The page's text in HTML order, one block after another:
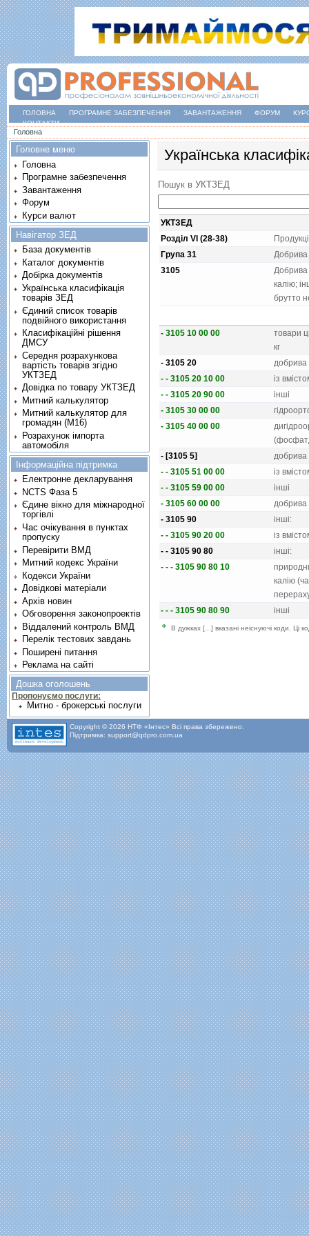
ГОЛОВНА ПРОГРАМНЕ ЗАБЕЗПЕЧЕННЯ ЗАВАНТАЖЕННЯ ФОРУМ
КОНТАКТИ
Ви є тут
Головна
Українська
Пошук в УКТЗЕД
УКТЗЕД
Розділ VI (28-38)
Група 31
Добрива
3105
Добрива
калiю;
брутто
- 3105 10 00 00
товари
кг
- 3105 20
добрива
- - 3105 20 10 00
iз
- - 3105 20 90 00
iншi
- 3105 30 00 00
- 3105 40 00 00
- [3105 5]
- - 3105 51 00 00
iз
- - 3105 59 00 00
iншi
- 3105 60 00 00
- 3105 90
iншi:
- - 3105 90 20 00
iз
- - 3105 90 80
iншi:
- - - 3105 90 80 10
калiю
- - - 3105 90 80 90
iншi
В дужках [...] вказані неіснуючі коди. Ці
Головне меню
Головна
Програмне забезпечення
Завантаження
Форум
Курси валют
Навігатор ЗЕД
База документів
Каталог документів
Добірка документів
Українська класифікація
товарів ЗЕД
Єдиний список товарів
подвійного використання
Класифікаційні рішення
ДМСУ
Середня розрахункова
вартість товарів згідно
УКТЗЕД
Довідка по товару УКТЗЕД
Митний калькулятор
Митний калькулятор для
громадян (М16)
Розрахунок імпорта
автомобіля
Інформаційна підтримка
Електронне декларування
NCTS Фаза 5
Єдине вікно для міжнародної
торгівлі
Час очікування в пунктах
пропуску
Перевірити ВМД
Митний кодекс України
Кодекси України
Довідкові матеріали
Архів новин
Обговорення законопроектів
Віддалений контроль ВМД
Перелік тестових завдань
Поширені питання
Реклама на сайті
Дошка оголошень
Пропонуємо послуги:
Митно - брокерські послуги
Copyright © 2026 НТФ «Інтес» Всі права збережено.
Підтримка: support@qdpro.com.ua